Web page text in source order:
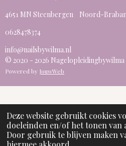
Deze website gebruikt cookies
doeleinden en/of het tonen van
Door gebruik te blijven maken
4651 MN Steenbergen Noord-
0628478374
info@nailsbywilma.nl
© 2020 - 2026 Nagelopleidingbywilma
Powered by JouwWeb